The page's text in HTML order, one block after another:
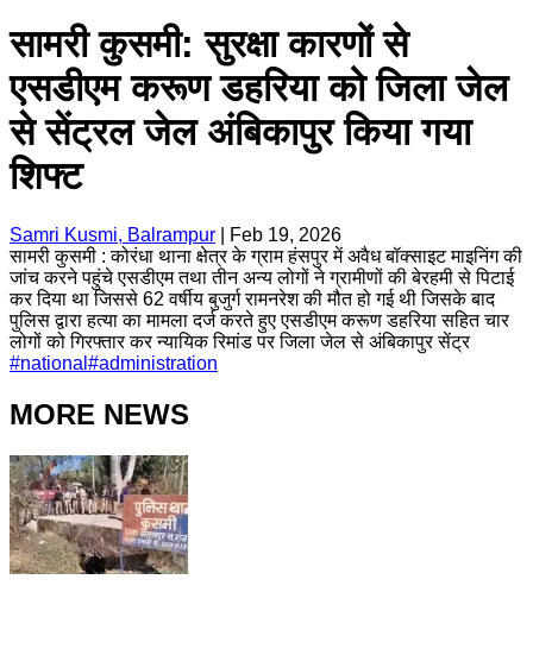
सामरी कुसमी: सुरक्षा कारणों से
एसडीएम करूण डहरिया को जिला जेल
से सेंट्रल जेल अंबिकापुर किया गया
शिफ्ट
Samri Kusmi, Balrampur
Feb 19, 2026
सामरी कुसमी : कोरंधा थाना क्षेत्र के ग्राम हंसपुर में अवैध बॉक्साइट माइनिंग की
जांच करने पहुंचे एसडीएम तथा तीन अन्य लोगों ने ग्रामीणों की बेरहमी से पिटाई
कर दिया था जिससे 62 वर्षीय बुजुर्ग रामनरेश की मौत हो गई थी जिसके बाद
पुलिस द्वारा हत्या का मामला दर्ज करते हुए एसडीएम करूण डहरिया सहित चार
लोगों को गिरफ्तार कर न्यायिक रिमांड पर जिला जेल से अंबिकापुर सेंट्र
#national #administration
MORE NEWS